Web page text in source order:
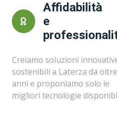
Affidabilità
e
Creiamo soluzioni
sostenibili a Laterza da
anni e proponiamo solo le
migliori tecnologie